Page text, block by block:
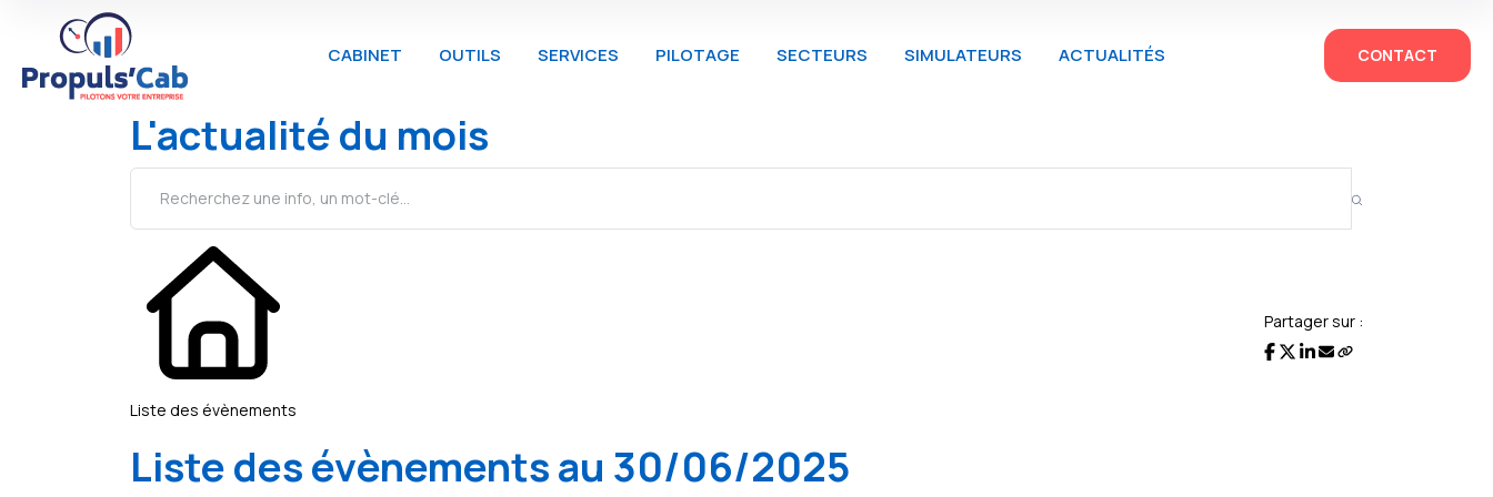
CABINET OUTILS SERVICES PILOTAGE SECTEURS SIMULATEURS ACTUALITÉS CONTACT
L'actualité du mois
Liste des évènements
Partager sur :
Liste des évènements au 30/06/2025